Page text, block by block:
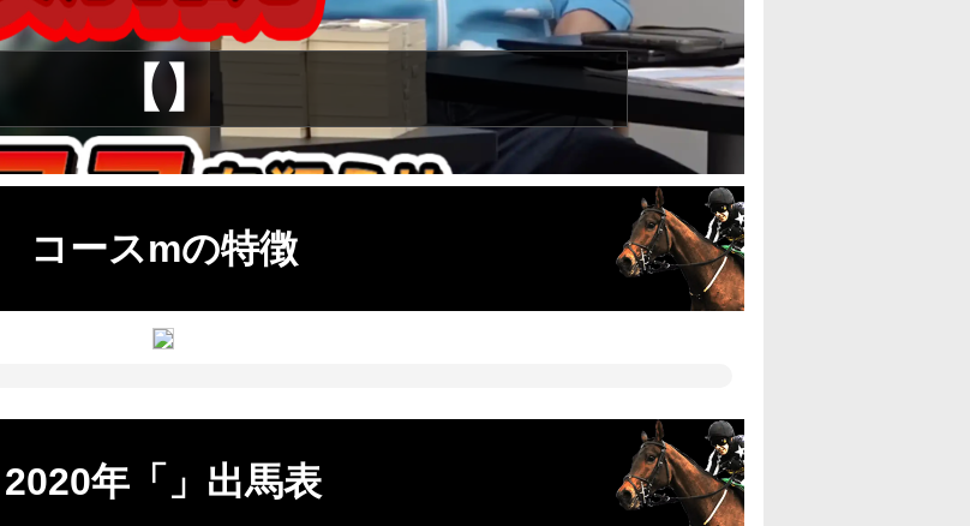
【】
コースmの特徴
2020年「」出馬表